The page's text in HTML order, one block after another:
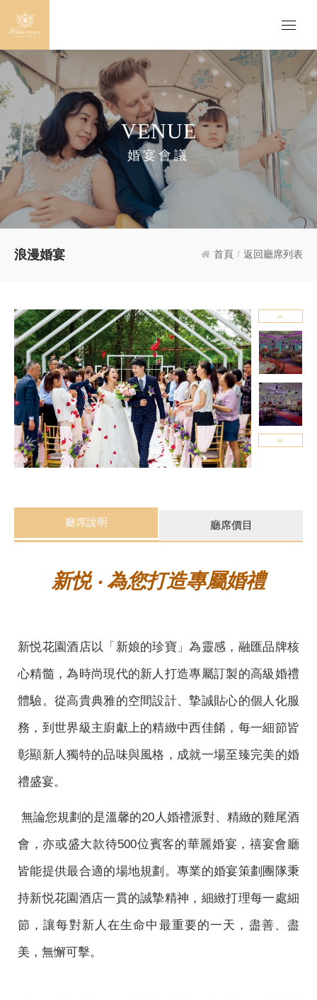
VENUE
婚宴會議
浪漫婚宴 首頁 / 返回廳席列表
廳席說明 廳席價目
新悦 ‧ 為您打造專屬婚禮
新悦花園酒店以「新娘的珍寶」為靈感，融匯品牌核
心精髓，為時尚現代的新人打造專屬訂製的高級婚禮
體驗。從高貴典雅的空間設計、摯誠貼心的個人化服
務，到世界級主廚獻上的精緻中西佳餚，每一細節皆
彰顯新人獨特的品味與風格，成就一場至臻完美的婚
禮盛宴。
無論您規劃的是溫馨的20人婚禮派對、精緻的雞尾酒
會，亦或盛大款待500位賓客的華麗婚宴，禧宴會廳
皆能提供最合適的場地規劃。專業的婚宴策劃團隊秉
持新悦花園酒店一貫的誠摯精神，細緻打理每一處細
節，讓每對新人在生命中最重要的一天，盡善、盡
美，無懈可擊。